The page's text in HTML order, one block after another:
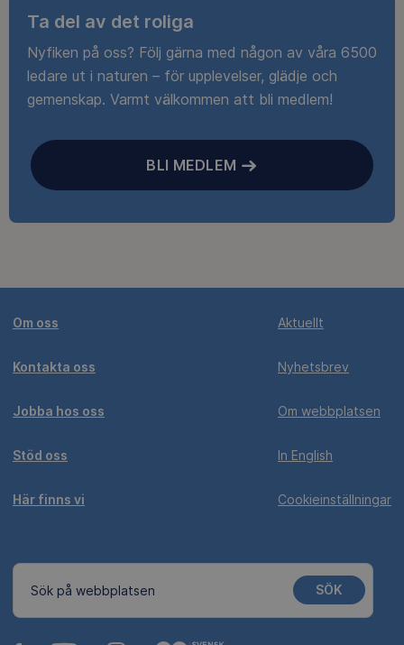
Ta del av det roliga
Nyfiken på oss? Följ gärna med någon av våra 6500
ledare ut i naturen – för upplevelser, glädje och
gemenskap. Varmt välkommen att bli medlem!
BLI MEDLEM
Om oss
Kontakta oss
Jobba hos oss
Stöd oss
Här finns vi
Aktuellt
Nyhetsbrev
Om webbplatsen
In English
Cookieinställningar
Sök på webbplatsen SÖK